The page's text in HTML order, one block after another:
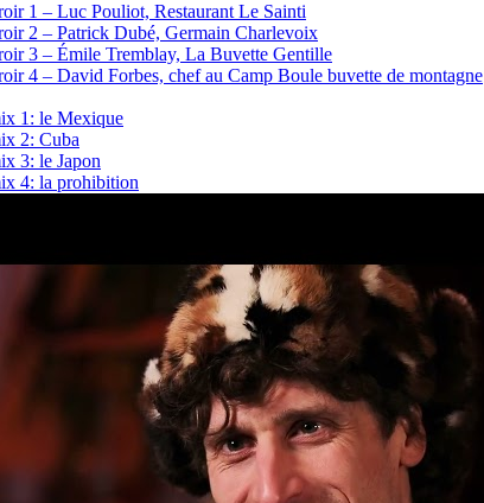
1 – Luc Pouliot, Restaurant Le Sainti
2 – Patrick Dubé, Germain Charlevoix
3 – Émile Tremblay, La Buvette Gentille
4 – David Forbes, chef au Camp Boule buvette de montagne
1: le Mexique
2: Cuba
3: le Japon
4: la prohibition